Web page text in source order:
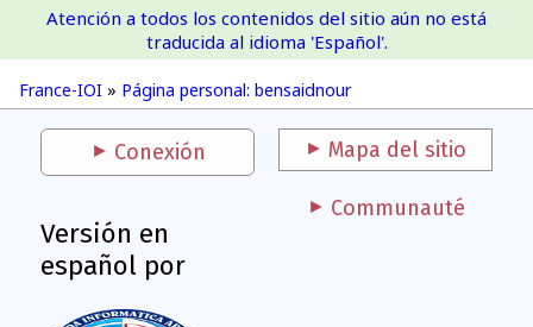
France-IOI
France-IOI » Página personal: bensaidnour
Atención a todos los contenidos del sitio aún no está
traducida al idioma 'Español'.
Conexión Mapa del sitio
Versión en
español por
Communauté